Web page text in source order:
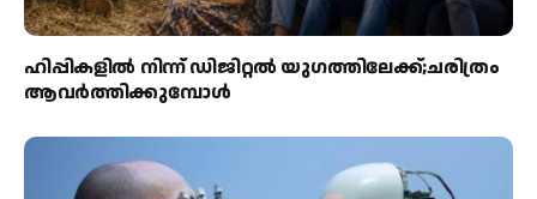
ഹിപ്പികളില്‍ നിന്ന് ഡിജിറ്റല്‍ യുഗത്തിലേക്ക്;ചരിത്രം
ആവര്‍ത്തിക്കുമ്പോള്‍